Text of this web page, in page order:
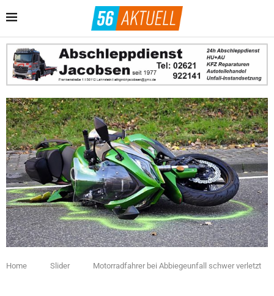
Home Slider Motorradfahrer bei Abbiegeunfall schwer verletzt